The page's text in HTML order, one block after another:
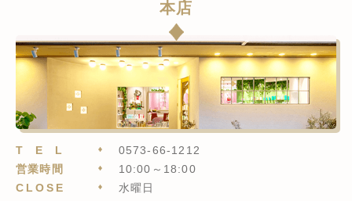
本店
TEL
0573-66-1212
営業時間
10:00～18:00
CLOSE
水曜日